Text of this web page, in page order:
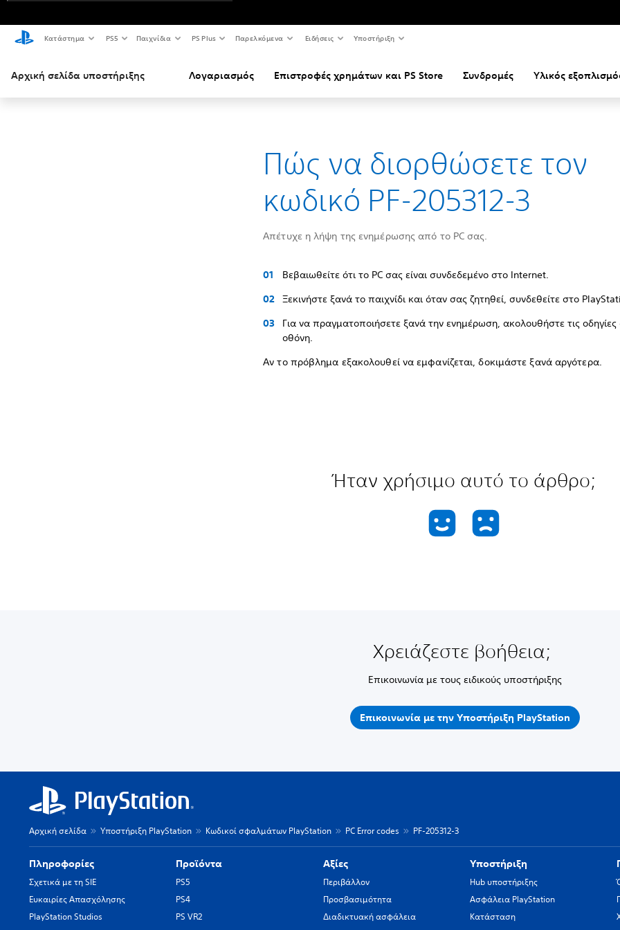
Κατάστημα PS5 Παιχνίδια PS Plus Παρελκόμενα Ειδήσεις Υποστήριξη
Αρχική σελίδα υποστήριξης Λογαριασμός Επιστροφές χρημάτων και PS Store Συνδρομές Υλικός
Πώς να διορθώσετε τον
κωδικό PF-205312-3
Απέτυχε η λήψη της ενημέρωσης από το PC σας.
Βεβαιωθείτε ότι το PC σας είναι συνδεδεμένο στο Internet.
Ξεκινήστε ξανά το παιχνίδι και όταν σας ζητηθεί, συνδεθείτε στο
Για να πραγματοποιήσετε ξανά την ενημέρωση, ακολουθήστε τις οδηγίες
οθόνη.
Αν το πρόβλημα εξακολουθεί να εμφανίζεται, δοκιμάστε ξανά αργότερα.
Ήταν χρήσιμο αυτό το άρθρο;
Χρειάζεστε βοήθεια;
Επικοινωνία με τους ειδικούς υποστήριξης
Επικοινωνία με την Υποστήριξη PlayStation
Αρχική σελίδα Υποστήριξη PlayStation Κωδικοί σφαλμάτων PlayStation PC Error codes PF-205312-3
Πληροφορίες
Σχετικά με τη SIE
Ευκαιρίες Απασχόλησης
PlayStation Studios
Προϊόντα
PS5
PS4
PS VR2
Αξίες
Περιβάλλον
Προσβασιμότητα
Διαδικτυακή ασφάλεια
Υποστήριξη
Hub υποστήριξης
Ασφάλεια PlayStation
Κατάσταση